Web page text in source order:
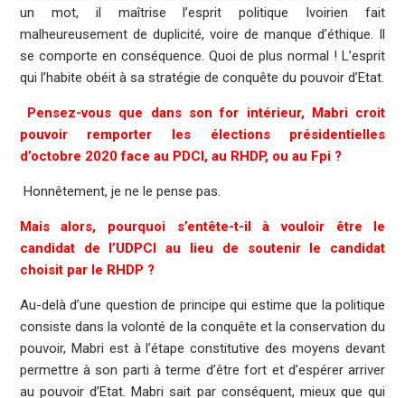
un mot, il maîtrise l’esprit politique Ivoirien fait
malheureusement de duplicité, voire de manque d’éthique. Il
se comporte en conséquence. Quoi de plus normal ! L’esprit
qui l’habite obéit à sa stratégie de conquête du pouvoir d’Etat.
Pensez-vous que dans son for intérieur, Mabri croit
pouvoir remporter les élections présidentielles
d’octobre 2020 face au PDCI, au RHDP, ou au Fpi ?
Honnêtement, je ne le pense pas.
Mais alors, pourquoi s’entête-t-il à vouloir être le
candidat de l’UDPCI au lieu de soutenir le candidat
choisit par le RHDP ?
Au-delà d’une question de principe qui estime que la politique
consiste dans la volonté de la conquête et la conservation du
pouvoir, Mabri est à l’étape constitutive des moyens devant
permettre à son parti à terme d’être fort et d’espérer arriver
au pouvoir d’Etat. Mabri sait par conséquent, mieux que qui